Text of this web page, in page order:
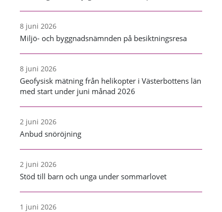
8 juni 2026
Miljö- och byggnadsnämnden på besiktningsresa
8 juni 2026
Geofysisk mätning från helikopter i Västerbottens län
med start under juni månad 2026
2 juni 2026
Anbud snöröjning
2 juni 2026
Stöd till barn och unga under sommarlovet
1 juni 2026